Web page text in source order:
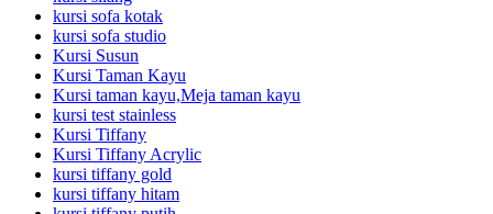
kursi sofa kotak
kursi sofa studio
Kursi Susun
Kursi Taman Kayu
Kursi taman kayu,Meja taman kayu
kursi test stainless
Kursi Tiffany
Kursi Tiffany Acrylic
kursi tiffany gold
kursi tiffany hitam